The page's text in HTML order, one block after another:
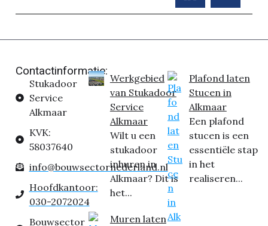
Contactinformatie:
Stukadoor
Service
Alkmaar
KVK:
58037640
info@bouwsectornederland.nl
Hoofdkantoor:
030-2072024
Bouwsector
Werkgebied
van Stukadoor
Service
Alkmaar
Wilt u een
stukadoor
inhuren in
Alkmaar? Dit is
het...
Muren laten
Plafond laten
Stucen in
Alkmaar
Een plafond
stucen is een
essentiële stap
in het
realiseren...